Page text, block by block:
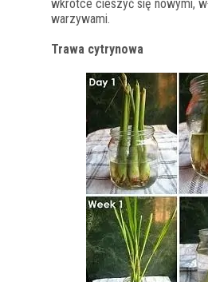
wkrótce cieszyć się nowymi,
warzywami.
Trawa cytrynowa